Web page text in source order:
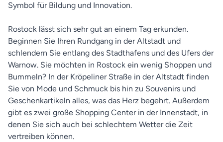
Symbol für Bildung und Innovation.
Rostock lässt sich sehr gut an einem Tag erkunden.
Beginnen Sie Ihren Rundgang in der Altstadt und
schlendern Sie entlang des Stadthafens und des Ufers der
Warnow. Sie möchten in Rostock ein wenig Shoppen und
Bummeln? In der Kröpeliner Straße in der Altstadt finden
Sie von Mode und Schmuck bis hin zu Souvenirs und
Geschenkartikeln alles, was das Herz begehrt. Außerdem
gibt es zwei große Shopping Center in der Innenstadt, in
denen Sie sich auch bei schlechtem Wetter die Zeit
vertreiben können.